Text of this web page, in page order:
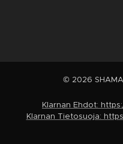
© 2026
Klarnan Ehdot:
Klarnan Tietosuoja: